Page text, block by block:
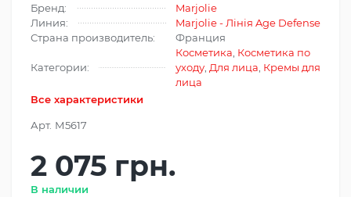
Бренд:
Marjolie
Линия:
Marjolie - Лінія Age Defense
Страна производитель:
Франция
Категории:
Косметика Косметика по
уходу Для лица Кремы для
лица
Все характеристики
Арт. М5617
2 075 грн.
В наличии